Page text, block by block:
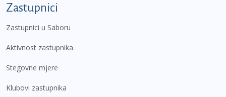
Zastupnici
Zastupnici u Saboru
Aktivnost zastupnika
Stegovne mjere
Klubovi zastupnika